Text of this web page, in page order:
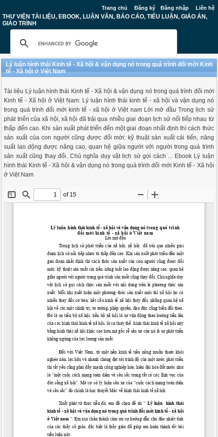
Trang chủ Đăng ký Đăng nhập Liên hệ
THƯ VIỆN TÀI LIỆU, EBOOK, LUẬN VĂN, BÁO CÁO, TIỂU LUẬN, GIÁO ÁN,
GIÁO TRÌNH
Lý luận hình thái Kinh tế - Xã hội & vận dụng nó trong quá trình đổi mới Kinh
tế - Xã hội ở Việt Nam
Tài liệu Lý luận hình thái Kinh tế - Xã hội & vận dụng nó trong quá trình đổi mới
Kinh tế - Xã hội ở Việt Nam: Lý luận hình thái kinh tế - xã hội và vận dụng nó
trong quá trình đổi mới kinh tế - xã hội ở Việt nam Lời mở đầu Trong lịch sử
phát triển của xã hội, xã hội đã trải qua nhiều giai đoạn lịch sử nối tiếp nhau từ
thấp đến cao. Khi sản xuất phát triển đến một giai đoạn nhất định thì cách thức
sản xuất của con người cũng được đổi mới: kỹ thuật sản xuất cải tiến, năng
suất lao động được nâng cao, quan hệ giữa người với người trong quá trình
sản xuất cũng thay đổi. Chủ nghĩa duy vật lịch sử gọi cách ... Ebook Lý luận
hình thái Kinh tế - Xã hội & vận dụng nó trong quá trình đổi mới Kinh tế - Xã hội
ở Việt Nam